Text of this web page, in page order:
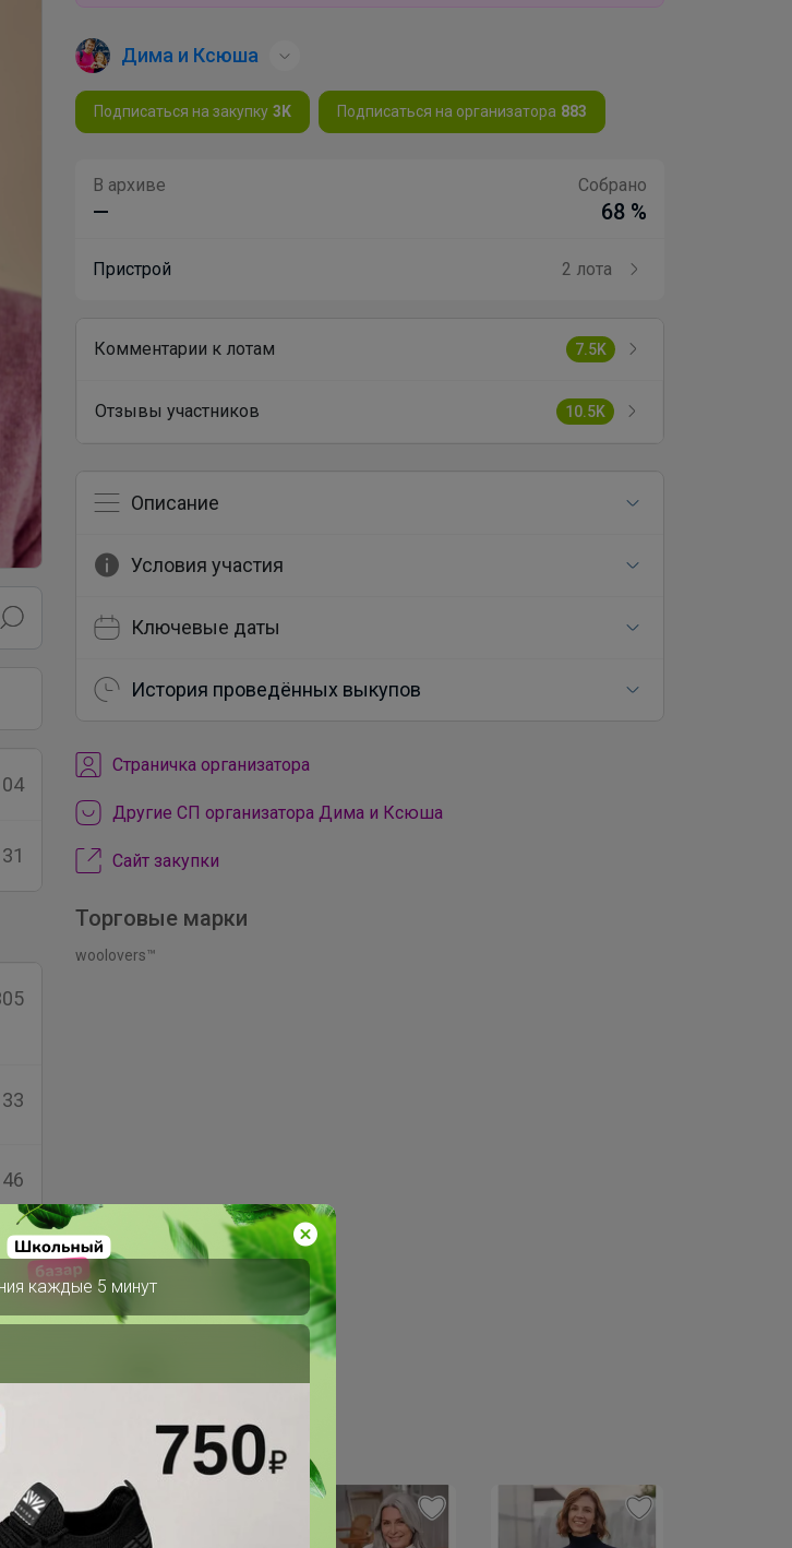
46
84
Дима и Ксюша
Подписаться на закупку 3K Подписаться на организатора 883
В архиве
—
Собрано
68 %
Пристрой 2 лота
Комментарии к лотам 7.5K
Отзывы участников 10.5K
Описание
Условия участия
Ключевые даты
История проведённых выкупов
Cтраничка организатора
Другие СП организатора Дима и Ксюша
Сайт закупки
Торговые марки
woolovers™
каждые 5 минут